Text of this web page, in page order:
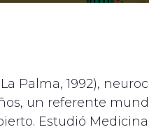
Palma, 1992),
un referente
Estudió